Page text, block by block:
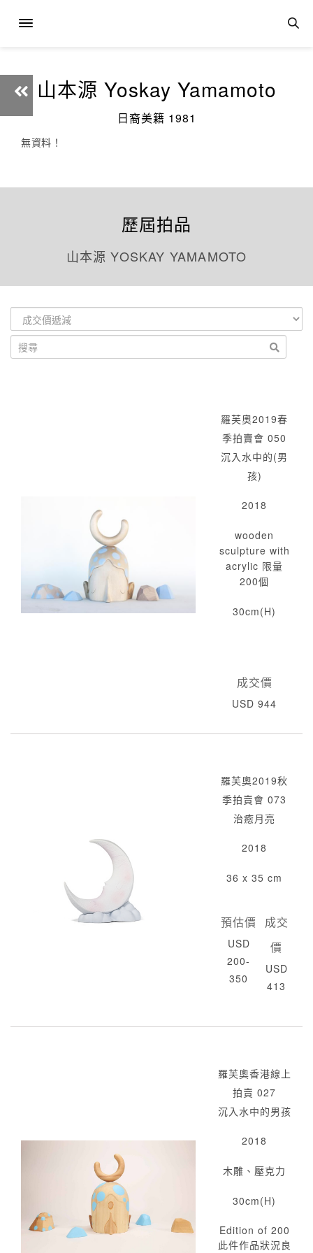
山本源 Yoskay Yamamoto
日裔美籍 1981
無資料！
歷屆拍品
山本源 YOSKAY YAMAMOTO
羅芙奧2019春
季拍賣會 050
沉入水中的(男
孩)
2018
wooden
sculpture with
acrylic 限量
200個
30cm(H)
成交價
USD 944
羅芙奧2019秋
季拍賣會 073
治癒月亮
2018
36 x 35 cm
預估價
USD
200-
350
成交
價
USD
413
羅芙奧香港線上
拍賣 027
沉入水中的男孩
2018
木雕、壓克力
30cm(H)
Edition of 200
此件作品狀況良